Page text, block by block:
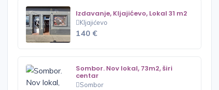
Izdavanje, Kljajićevo, Lokal 31 m2
Kljajićevo
140 €
Sombor. Nov lokal, 73m2, širi
centar
Sombor